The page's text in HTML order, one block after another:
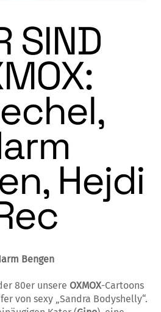
SIND
Hejdi
Bengen
80er unsere OXMOX-Cartoons
von sexy „Sandra Bo­dy­shel­ly“.